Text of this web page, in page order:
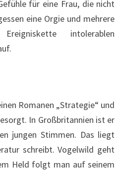
für eine Frau, die nicht
eine Orgie und mehrere
intolerablen
Romanen „Strategie“ und
In Großbritannien ist er
jungen Stimmen. Das liegt
schreibt. Vogelwild geht
Held folgt man auf seinem